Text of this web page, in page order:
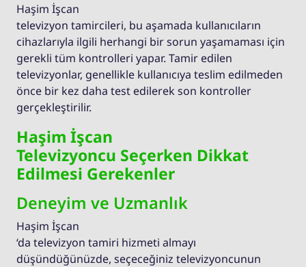
Haşim İşcan
televizyon tamircileri, bu aşamada kullanıcıların
cihazlarıyla ilgili herhangi bir sorun yaşamaması için
gerekli tüm kontrolleri yapar. Tamir edilen
televizyonlar, genellikle kullanıcıya teslim edilmeden
önce bir kez daha test edilerek son kontroller
gerçekleştirilir.
Haşim İşcan
Televizyoncu Seçerken Dikkat
Edilmesi Gerekenler
Deneyim ve Uzmanlık
Haşim İşcan
‘da televizyon tamiri hizmeti almayı
düşündüğünüzde, seçeceğiniz televizyoncunun